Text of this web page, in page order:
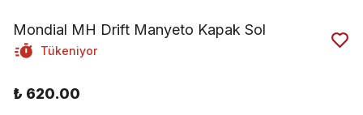
Mondial MH Drift Manyeto Kapak Sol
Tükeniyor
₺ 620.00